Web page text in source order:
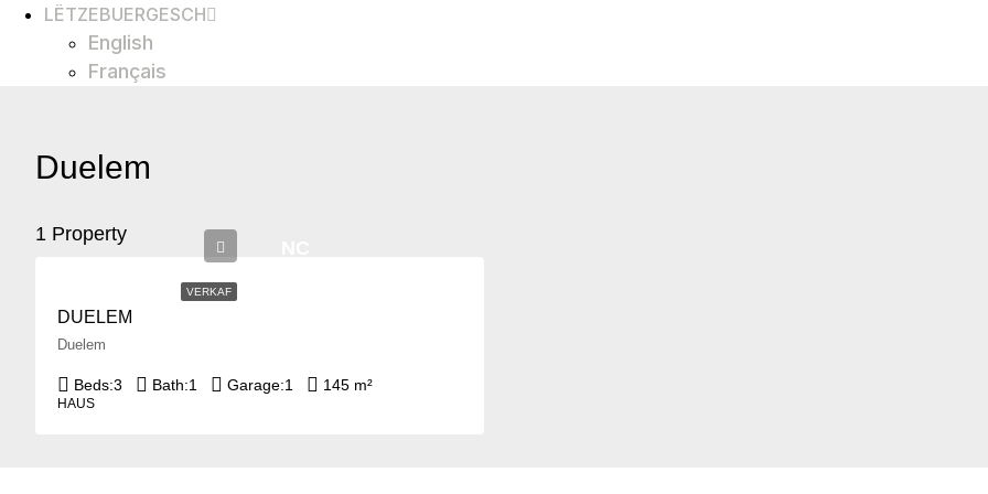
LËTZEBUERGESCH
English
Français
Duelem
1 Property
VERKAF
DUELEM
Duelem
Beds:3 Bath:1 Garage:1 145 m²
HAUS